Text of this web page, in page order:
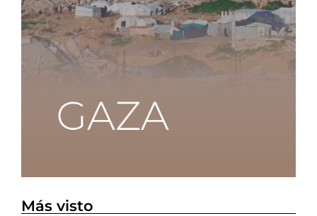
Más visto